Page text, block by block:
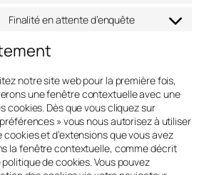
service
Finalité en attente d’enquête
Consent
notre site web pour la première fois,
une fenêtre contextuelle avec une
cookies. Dès que vous cliquez sur
» vous nous autorisez à utiliser
et d’extensions que vous avez
la fenêtre contextuelle, comme décrit
de cookies. Vous pouvez